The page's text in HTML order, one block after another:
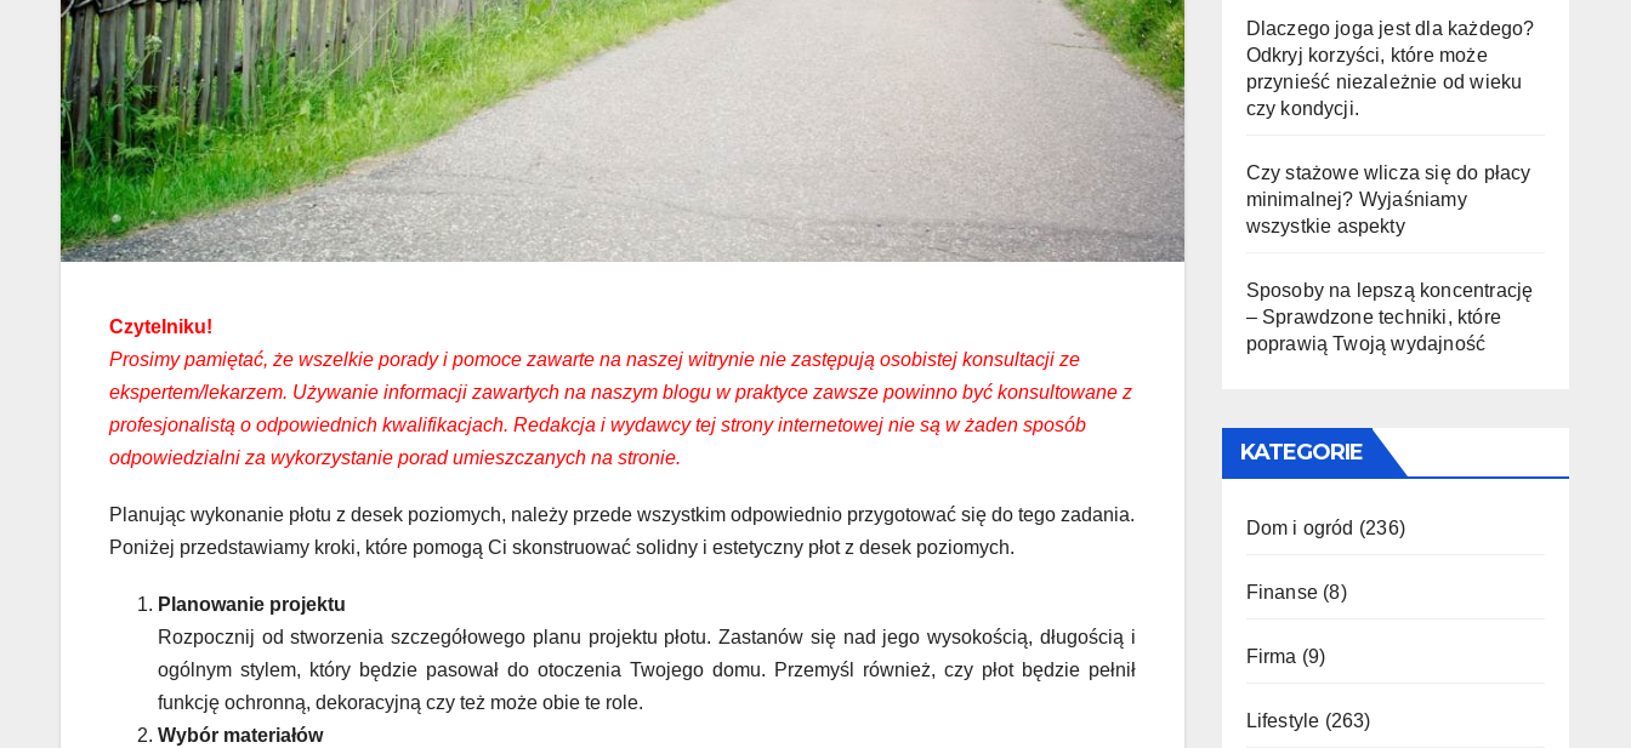
Czytelniku!
Prosimy pamiętać, że wszelkie porady i pomoce zawarte na naszej witrynie nie zastępują osobistej konsultacji ze
ekspertem/lekarzem. Używanie informacji zawartych na naszym blogu w praktyce zawsze powinno być konsultowane z
profesjonalistą o odpowiednich kwalifikacjach. Redakcja i wydawcy tej strony internetowej nie są w żaden sposób
odpowiedzialni za wykorzystanie porad umieszczanych na stronie.
Planując wykonanie płotu z desek poziomych, należy przede wszystkim odpowiednio przygotować się do tego zadania.
Poniżej przedstawiamy kroki, które pomogą Ci skonstruować solidny i estetyczny płot z desek poziomych.
Planowanie projektu
Rozpocznij od stworzenia szczegółowego planu projektu płotu. Zastanów się nad jego wysokością, długością i
ogólnym stylem, który będzie pasował do otoczenia Twojego domu. Przemyśl również, czy płot będzie pełnił
funkcję ochronną, dekoracyjną czy też może obie te role.
Wybór materiałów
Dlaczego joga jest dla każdego?
Odkryj korzyści, które może
przynieść niezależnie od wieku
czy kondycji.
Czy stażowe wlicza się do płacy
minimalnej? Wyjaśniamy
wszystkie aspekty
Sposoby na lepszą koncentrację
– Sprawdzone techniki, które
poprawią Twoją wydajność
KATEGORIE
Dom i ogród (236)
Finanse(8)
Firma (9)
Lifestyle (263)